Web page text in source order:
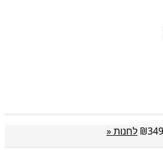
לחנות «